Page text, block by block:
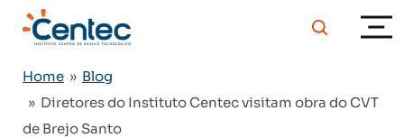
Home » Blog
» Diretores do Instituto Centec visitam obra do CVT
de Brejo Santo